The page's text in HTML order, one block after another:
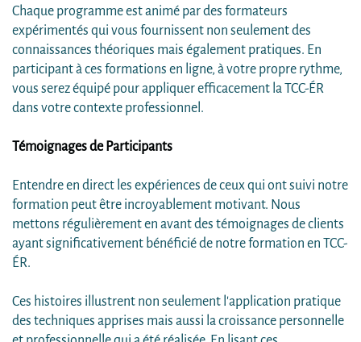
Chaque programme est animé par des formateurs
expérimentés qui vous fournissent non seulement des
connaissances théoriques mais également pratiques. En
participant à ces formations en ligne, à votre propre rythme,
vous serez équipé pour appliquer efficacement la TCC-ÉR
dans votre contexte professionnel.
Témoignages de Participants
Entendre en direct les expériences de ceux qui ont suivi notre
formation peut être incroyablement motivant. Nous
mettons régulièrement en avant des témoignages de clients
ayant significativement bénéficié de notre formation en TCC-
ÉR.
Ces histoires illustrent non seulement l'application pratique
des techniques apprises mais aussi la croissance personnelle